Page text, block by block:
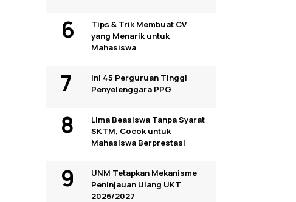
Tips & Trik Membuat CV
yang Menarik untuk
Mahasiswa
Ini 45 Perguruan Tinggi
Penyelenggara PPG
Lima Beasiswa Tanpa Syarat
SKTM, Cocok untuk
Mahasiswa Berprestasi
UNM Tetapkan Mekanisme
Peninjauan Ulang UKT
2026/2027